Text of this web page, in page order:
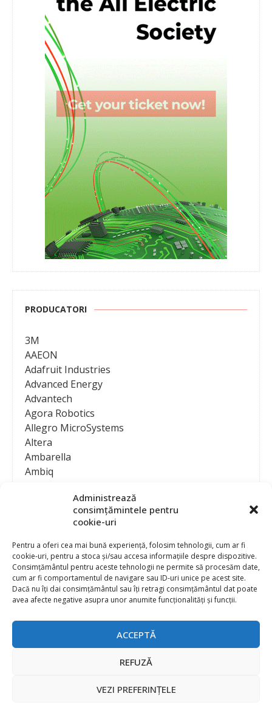
Administrează
consimțămintele pentru
cookie-uri
Pentru a oferi cea mai bună experiență, folosim tehnologii, cum ar fi
cookie-uri, pentru a stoca și/sau accesa informațiile despre dispozitive.
Consimțământul pentru aceste tehnologii ne permite să procesăm date,
cum ar fi comportamentul de navigare sau ID-uri unice pe acest site.
Dacă nu îți dai consimțământul sau îți retragi consimțământul dat poate
avea afecte negative asupra unor anumite funcționalități și funcții.
ACCEPTĂ
REFUZĂ
VEZI PREFERINȚELE
PRODUCATORI
3M
AAEON
Adafruit Industries
Advanced Energy
Advantech
Agora Robotics
Allegro MicroSystems
Altera
Ambarella
Ambiq
Analog Devices
Anritsu Corporation
Ansys
APS
Arduino
Arm
Asentics
ATEN International
ATTEND Technology
Contact
Publicitate
Abonament la revista “Electronica Azi”